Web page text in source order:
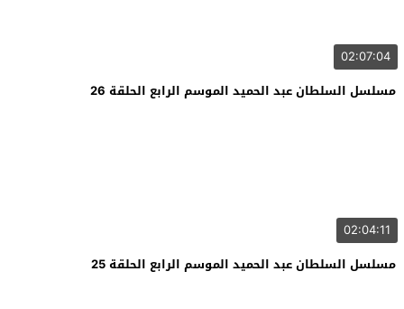
02:07:04
مسلسل السلطان عبد الحميد الموسم الرابع الحلقة 26
02:04:11
مسلسل السلطان عبد الحميد الموسم الرابع الحلقة 25